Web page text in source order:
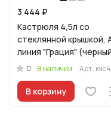
3 444 ₽
Кастрюля 4,5л со
стеклянной крышкой,
линия "Грация"
серебро)
0 В наличии Арт.
В корзину